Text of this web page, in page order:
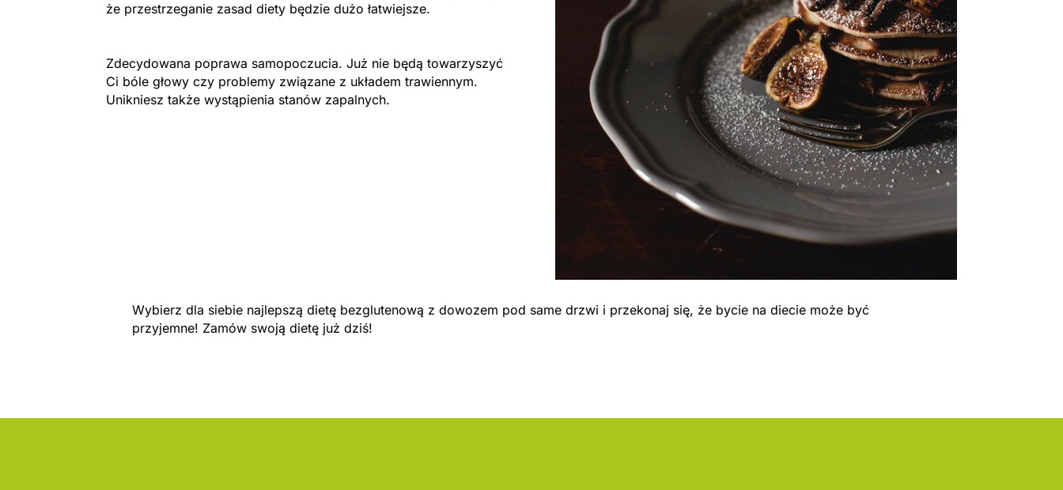
że przestrzeganie zasad diety będzie dużo łatwiejsze.
Zdecydowana poprawa samopoczucia. Już nie będą towarzyszyć
Ci bóle głowy czy problemy związane z układem trawiennym.
Unikniesz także wystąpienia stanów zapalnych.
Wybierz dla siebie najlepszą dietę bezglutenową z dowozem pod same drzwi i przekonaj się, że bycie na diecie może być
przyjemne! Zamów swoją dietę już dziś!